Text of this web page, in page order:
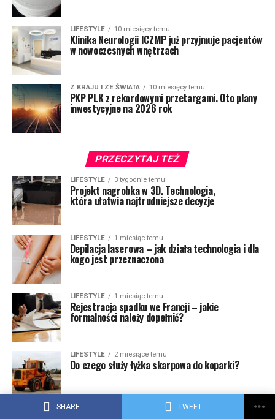
SHARE TWEET
LIFESTYLE 10 miesięcy temu
Klinika Neurologii ICZMP już przyjmuje pacjentów
w nowoczesnych wnętrzach
Z KRAJU I ZE ŚWIATA 10 miesięcy temu
PKP PLK z rekordowymi przetargami. Oto plany
inwestycyjne na 2026 rok
PRZECZYTAJ TEŻ
LIFESTYLE 3 tygodnie temu
Projekt nagrobka w 3D. Technologia,
która ułatwia najtrudniejsze decyzje
LIFESTYLE 1 miesiąc temu
Depilacja laserowa – jak działa technologia i dla
kogo jest przeznaczona
LIFESTYLE 1 miesiąc temu
Rejestracja spadku we Francji – jakie
formalności należy dopełnić?
LIFESTYLE 2 miesiące temu
Do czego służy łyżka skarpowa do koparki?